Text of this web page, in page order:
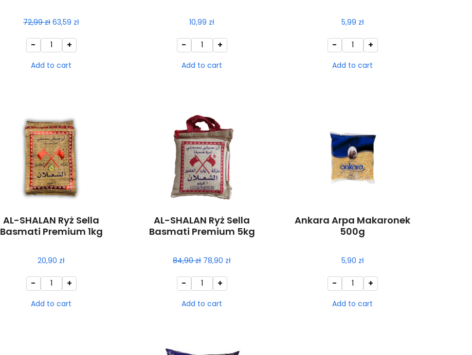
72,99zł 63,59 zł
- +
Add to cart
10,99 zł
- +
Add to cart
5,99 zł
- +
Add to cart
AL-SHALAN Ryż Sella
Basmati Premium 1kg
20,90 zł
- +
Add to cart
AL-SHALAN Ryż Sella
Basmati Premium 5kg
84,90zł 78,90 zł
- +
Add to cart
Ankara Arpa Makaronek
500g
5,90 zł
- +
Add to cart